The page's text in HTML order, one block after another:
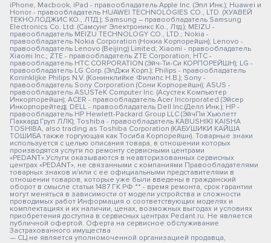
iPhone, Macbook, iPad - правообладатель Apple Inc. (Эпл Инк.); Huawei и
Honor - правообладатель HUAWEI TECHNOLOGIES CO., LTD. (ХУАВЕЙ
ТЕКНОЛОДЖИС КО., ЛТД.); Samsung – правообладатель Samsung
Electronics Co. Ltd. (Самсунг Электроникс Ко., Лтд.); MEIZU -
правообладатель MEIZU TECHNOLOGY CO., LTD.; Nokia -
правообладатель Nokia Corporation (Нокиа Корпорейшн); Lenovo -
правообладатель Lenovo (Beijing) Limited; Xiaomi - правообладатель
Xiaomi Inc.; ZTE - правообладатель ZTE Corporation; HTC -
правообладатель HTC CORPORATION (Эйч-Ти-Си КОРПОРЕЙШН); LG -
правообладатель LG Corp. (ЭлДжи Корп.); Philips - правообладатель
Koninklijke Philips N.V. (Конинклийке Филипс Н.В.); Sony -
правообладатель Sony Corporation (Сони Корпорейшн); ASUS -
правообладатель ASUSTeK Computer Inc. (Асустек Компьютер
Инкорпорейшн); ACER - правообладатель Acer Incorporated (Эйсер
Инкорпорейтед); DELL - правообладатель Dell Inc.(Делл Инк.); HP -
правообладатель HP Hewlett-Packard Group LLC (ЭйчПи Хьюлетт
Паккард Груп ЛЛК); Toshiba - правообладатель KABUSHIKI KAISHA
TOSHIBA, also trading as Toshiba Corporation (КАБУШИКИ КАЙША
ТОШИБА также торгующая как Тосиба Корпорейшн). Товарные знаки
используется с целью описания товара, в отношении которых
производятся услуги по ремонту сервисными центрами
«PEDANT».Услуги оказываются в неавторизованных сервисных
центрах «PEDANT», не связанными с компаниями Правообладателями
товарных знаков и/или с ее официальными представителями в
отношении товаров, которые уже были введены в гражданский
оборот в смысле статьи 1487 ГК РФ ** - время ремонта, срок гарантии
могут меняться в зависимости от модели устройства и сложности
проводимых работ Информация о соответствующих моделях и
комплектациях и их наличии, ценах, возможных выгодах и условиях
приобретения доступна в сервисных центрах Pedant.ru. Не является
публичной офертой. Оферта на сервисное обслуживание
Застрахованного имущества
— СЦ не является уполномоченной организацией продавца,